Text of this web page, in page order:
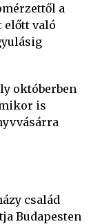
a
előtt való
októberben
is
család
Budapesten